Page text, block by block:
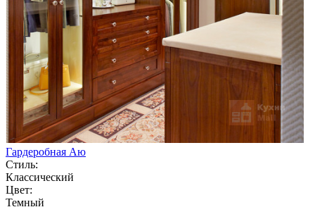
Гардеробная Аю
Стиль:
Классический
Цвет:
Темный